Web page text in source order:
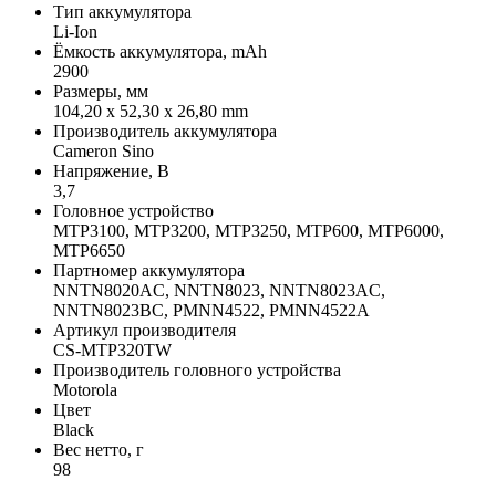
Тип аккумулятора
Li-Ion
Ёмкость аккумулятора, mAh
2900
Размеры, мм
104,20 x 52,30 x 26,80 mm
Производитель аккумулятора
Cameron Sino
Напряжение, В
3,7
Головное устройство
MTP3100, MTP3200, MTP3250, MTP600, MTP6000,
MTP6650
Партномер аккумулятора
NNTN8020AC, NNTN8023, NNTN8023AC,
NNTN8023BC, PMNN4522, PMNN4522A
Артикул производителя
CS-MTP320TW
Производитель головного устройства
Motorola
Цвет
Black
Вес нетто, г
98